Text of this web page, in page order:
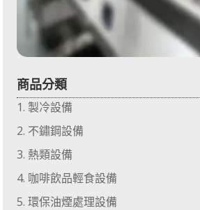
商品分類
製冷設備
不鏽鋼設備
熱類設備
咖啡飲品輕食設備
環保油煙處理設備